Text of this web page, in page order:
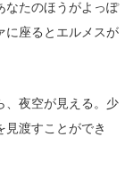
なたのほうがよっぽ
に座るとエルメスが
夜空が見える。少
見渡すことができ